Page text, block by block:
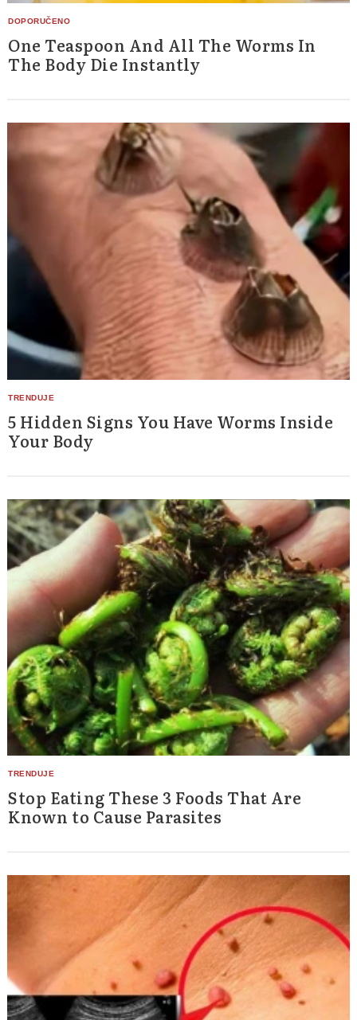
One Teaspoon And All The Worms In
The Body Die Instantly
5 Hidden Signs You Have Worms Inside
Your Body
Stop Eating These 3 Foods That Are
Known to Cause Parasites